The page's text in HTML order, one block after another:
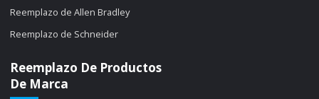
Reemplazo de Allen Bradley
Reemplazo de Schneider
Reemplazo De Productos
De Marca